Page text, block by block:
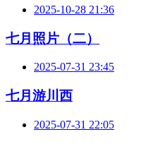
2025-10-28 21:36
七月照片（二）
2025-07-31 23:45
七月游川西
2025-07-31 22:05